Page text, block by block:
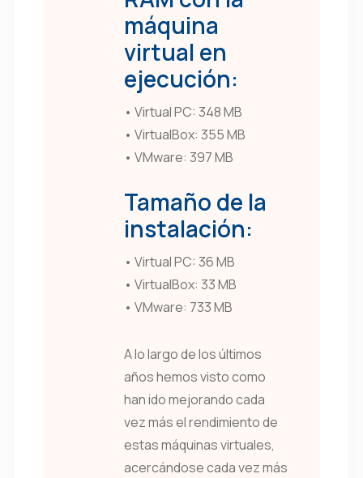
máquina
virtual en
ejecución:
• Virtual PC: 348 MB
• VirtualBox: 355 MB
• VMware: 397 MB
Tamaño de la
instalación:
• Virtual PC: 36 MB
• VirtualBox: 33 MB
• VMware: 733 MB
A lo largo de los últimos
años hemos visto como
han ido mejorando cada
vez más el rendimiento de
estas máquinas virtuales,
acercándose cada vez más